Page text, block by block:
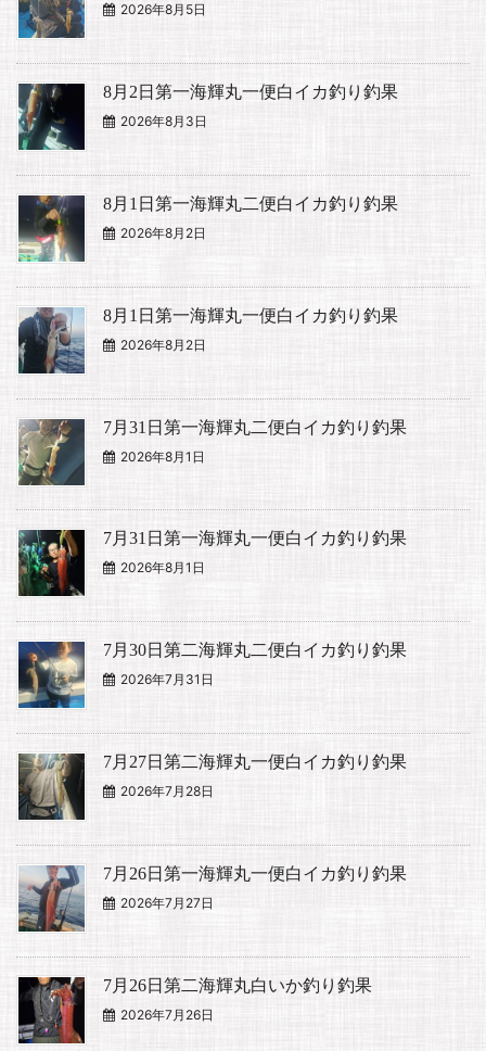
2026年8月5日
8月2日第一海輝丸一便白イカ釣り釣果
2026年8月3日
8月1日第一海輝丸二便白イカ釣り釣果
2026年8月2日
8月1日第一海輝丸一便白イカ釣り釣果
2026年8月2日
7月31日第一海輝丸二便白イカ釣り釣果
2026年8月1日
7月31日第一海輝丸一便白イカ釣り釣果
2026年8月1日
7月30日第二海輝丸二便白イカ釣り釣果
2026年7月31日
7月27日第二海輝丸一便白イカ釣り釣果
2026年7月28日
7月26日第一海輝丸一便白イカ釣り釣果
2026年7月27日
7月26日第二海輝丸白いか釣り釣果
2026年7月26日